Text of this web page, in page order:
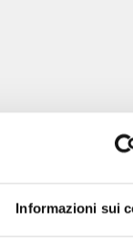
Informazioni sui